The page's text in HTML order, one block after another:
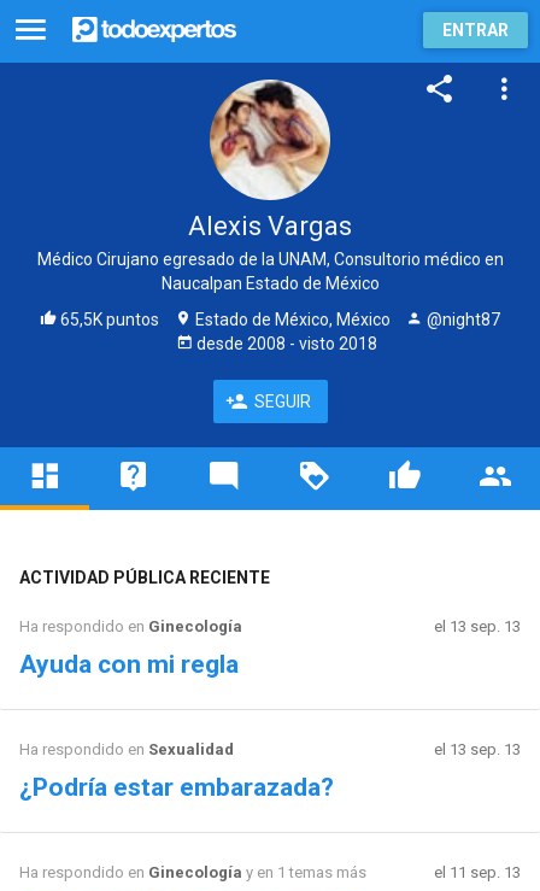
ENTRAR
Alexis Vargas
Médico Cirujano egresado de la UNAM, Consultorio médico en
Naucalpan Estado de México
65,5K puntos
Estado de México, México
@night87
desde 2008 - visto 2018
SEGUIR
ACTIVIDAD PÚBLICA RECIENTE
Ha respondido en Ginecología el 13 sep. 13
Ayuda con mi regla
Ha respondido en Sexualidad el 13 sep. 13
¿Podría estar embarazada?
Ha respondido en Ginecología y en 1 temas más el 11 sep. 13